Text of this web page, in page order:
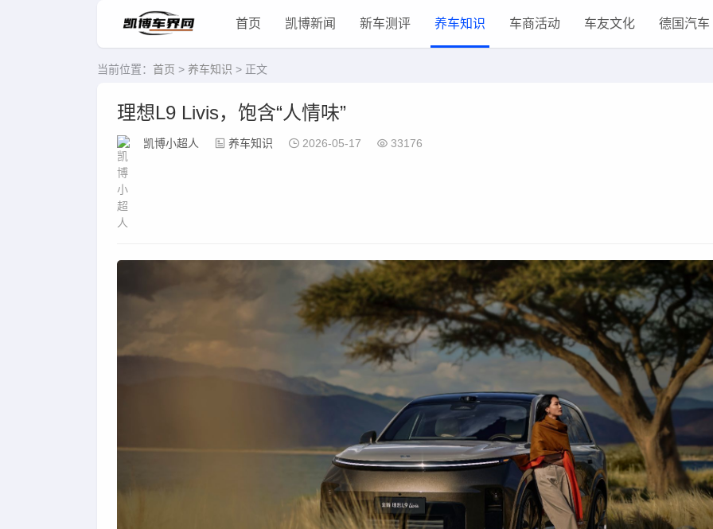
首页 凯博新闻 新车测评 养车知识 车商活动 车友文化 德国汽车
当前位置： 首页 > 养车知识 > 正文
理想L9 Livis，饱含“人情味”
凯博小超人 养车知识 2026-05-17 33176